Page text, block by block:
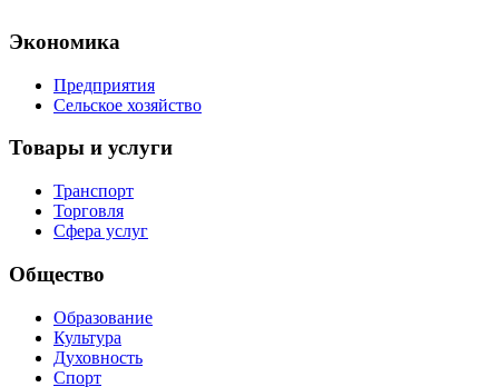
Экономика
Предприятия
Сельское хозяйство
Товары и услуги
Транспорт
Торговля
Сфера услуг
Общество
Образование
Культура
Духовность
Спорт